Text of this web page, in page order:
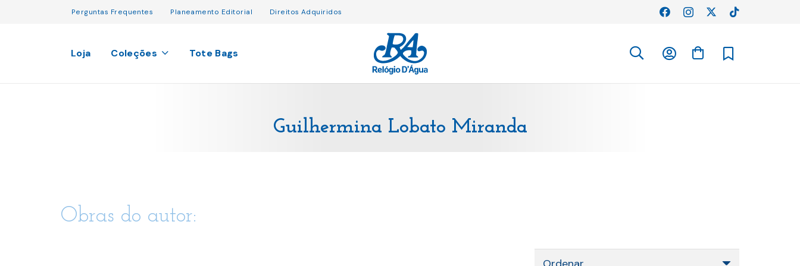
Perguntas Frequentes Planeamento Editorial Direitos Adquiridos
Loja Coleções Tote Bags
Guilhermina Lobato Miranda
Obras do autor: